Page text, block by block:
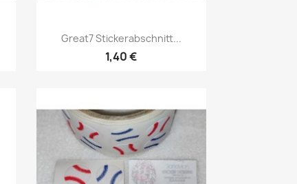
Great7 Stickerabschnitt...
1,40 €